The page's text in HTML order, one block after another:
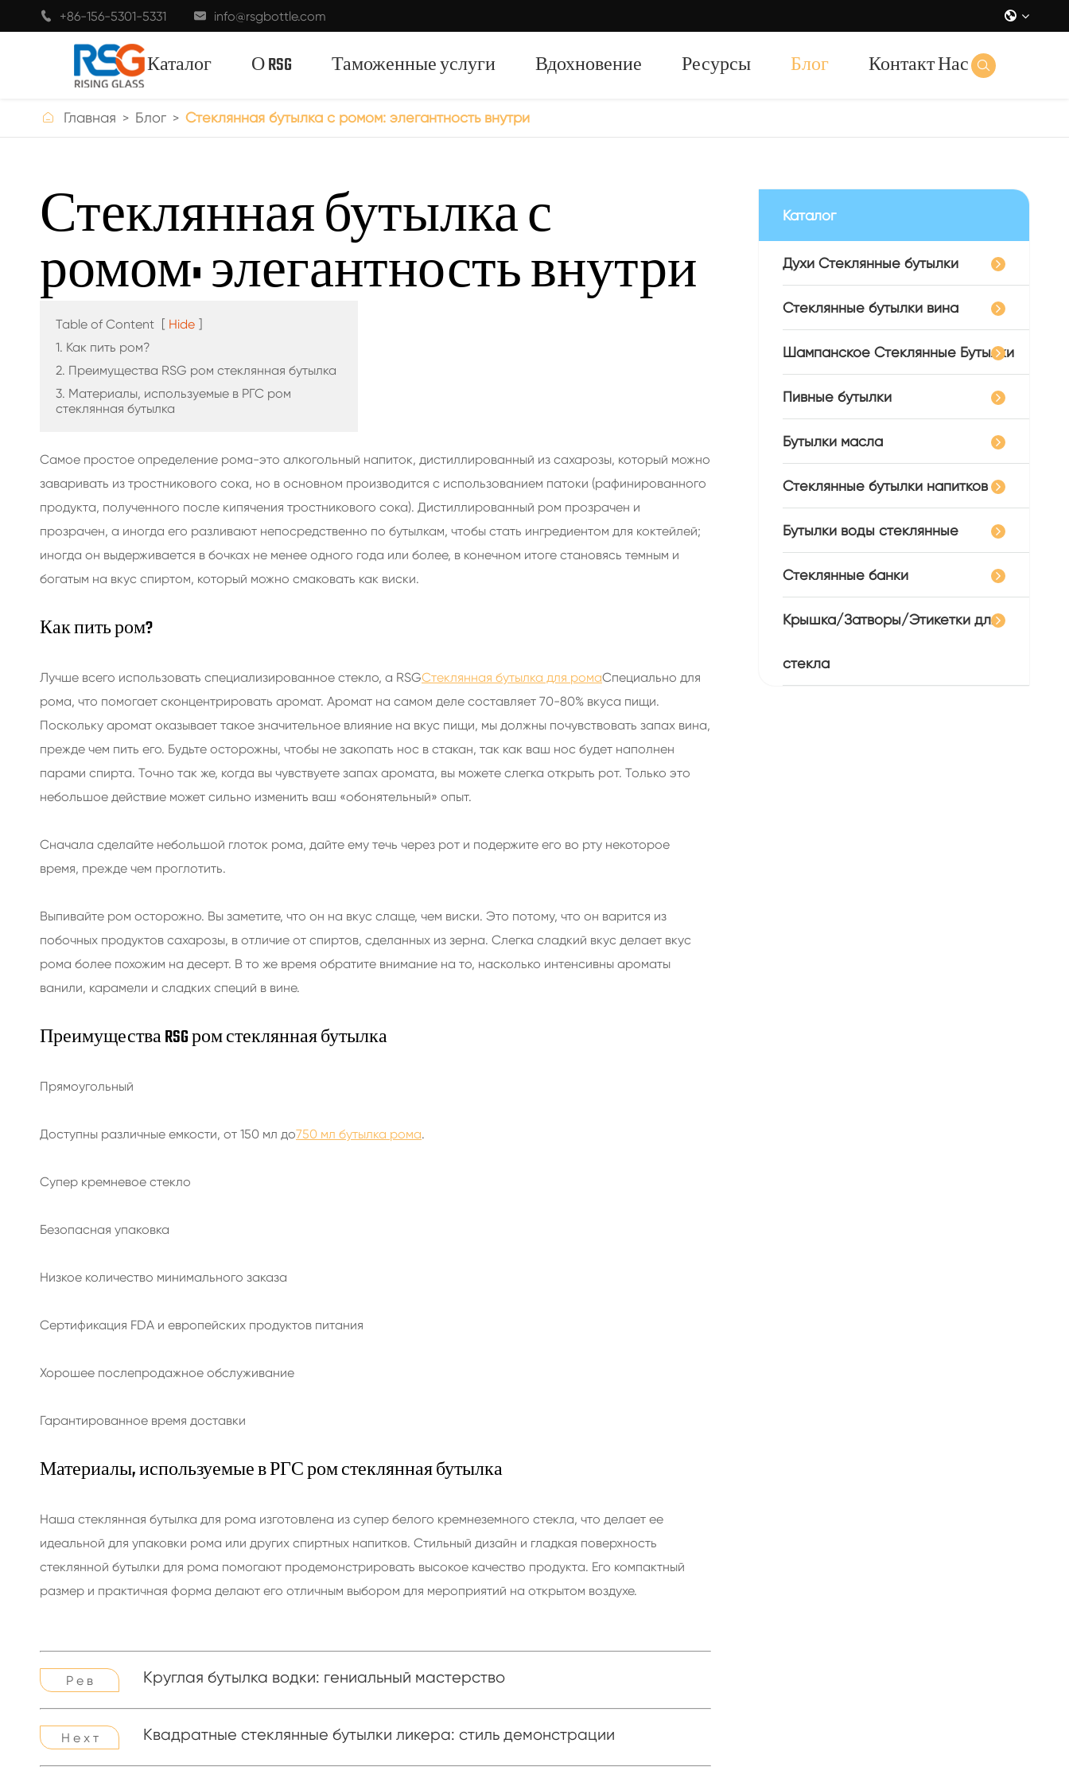
 +86-156-5301-5331  info@rsgbottle.com 
Каталог
СТЕКЛЯННЫЕ БУТЫЛКИ ВИНА
БУТЫЛКИ
ПИВНЫЕ БУТЫЛКИ
БУТЫЛКИ МАСЛА
СТЕКЛЯННЫЕ БУТЫЛКИ
БУТЫЛКИ ВОДЫ СТЕКЛЯННЫЕ
СТЕКЛЯННЫЕ БАНКИ
КРЫШКА/ЗАТВОРЫ/ЭТИКЕТКИ
500 мл Духи стеклянные бутылки
1L Духи Стеклянные бутылки
50 мл Духи стеклянные бутылки
150 мл Духи стеклянные бутылки
О RSG Таможенные услуги Вдохновение Ресурсы Блог Контакт Нас 
 Главная Блог Стеклянная бутылка с ромом: элегантность внутри
Стеклянная бутылка с
ромом: элегантность внутри
Table of Content [ Hide ]
1. Как пить ром?
2. Преимущества RSG ром стеклянная бутылка
3. Материалы, используемые в РГС ром
стеклянная бутылка
Самое простое определение рома-это алкогольный напиток, дистиллированный из сахарозы, который можно
заваривать из тростникового сока, но в основном производится с использованием патоки (рафинированного
продукта, полученного после кипячения тростникового сока). Дистиллированный ром прозрачен и
прозрачен, а иногда его разливают непосредственно по бутылкам, чтобы стать ингредиентом для коктейлей;
иногда он выдерживается в бочках не менее одного года или более, в конечном итоге становясь темным и
богатым на вкус спиртом, который можно смаковать как виски.
Как пить ром?
Лучше всего использовать специализированное стекло, а RSGСтеклянная бутылка для ромаСпециально для
рома, что помогает сконцентрировать аромат. Аромат на самом деле составляет 70-80% вкуса пищи.
Поскольку аромат оказывает такое значительное влияние на вкус пищи, мы должны почувствовать запах вина,
прежде чем пить его. Будьте осторожны, чтобы не закопать нос в стакан, так как ваш нос будет наполнен
парами спирта. Точно так же, когда вы чувствуете запах аромата, вы можете слегка открыть рот. Только это
небольшое действие может сильно изменить ваш «обонятельный» опыт.
Сначала сделайте небольшой глоток рома, дайте ему течь через рот и подержите его во рту некоторое
время, прежде чем проглотить.
Выпивайте ром осторожно. Вы заметите, что он на вкус слаще, чем виски. Это потому, что он варится из
побочных продуктов сахарозы, в отличие от спиртов, сделанных из зерна. Слегка сладкий вкус делает вкус
рома более похожим на десерт. В то же время обратите внимание на то, насколько интенсивны ароматы
ванили, карамели и сладких специй в вине.
Преимущества RSG ром стеклянная бутылка
Прямоугольный
Доступны различные емкости, от 150 мл до750 мл бутылка рома.
Супер кремневое стекло
Безопасная упаковка
Низкое количество минимального заказа
Сертификация FDA и европейских продуктов питания
Хорошее послепродажное обслуживание
Гарантированное время доставки
Материалы, используемые в РГС ром стеклянная бутылка
Наша стеклянная бутылка для рома изготовлена из супер белого кремнеземного стекла, что делает ее
идеальной для упаковки рома или других спиртных напитков. Стильный дизайн и гладкая поверхность
стеклянной бутылки для рома помогают продемонстрировать высокое качество продукта. Его компактный
размер и практичная форма делают его отличным выбором для мероприятий на открытом воздухе.
Р е в Круглая бутылка водки: гениальный мастерство
Н е х т Квадратные стеклянные бутылки ликера: стиль демонстрации
Каталог
Духи Стеклянные бутылки
Стеклянные бутылки вина
Шампанское Стеклянные Бутылки
Пивные бутылки
Бутылки масла
Стеклянные бутылки напитков
Бутылки воды стеклянные
Стеклянные банки
Крышка/Затворы/Этикетки для
стекла